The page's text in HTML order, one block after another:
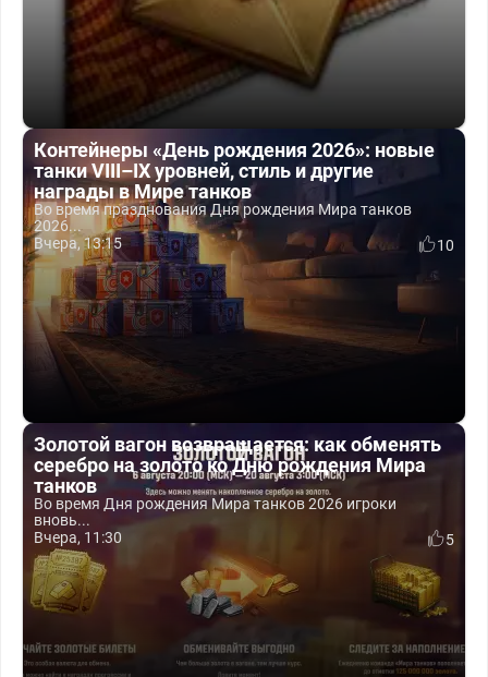
Контейнеры «День рождения 2026»: новые
танки VIII–IX уровней, стиль и другие
награды в Мире танков
Во время празднования Дня рождения Мира танков
2026...
Вчера, 13:15
10
Золотой вагон возвращается: как обменять
серебро на золото ко Дню рождения Мира
танков
Во время Дня рождения Мира танков 2026 игроки
вновь...
Вчера, 11:30
5